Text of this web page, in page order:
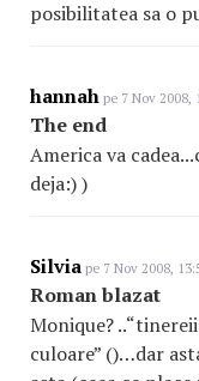
posibilitatea sa o
hannah pe 7 Nov 2008,
The end
America va
deja:) )
Silvia pe 7 Nov 2008,
Roman blazat
Monique?
culoare” ()…dar